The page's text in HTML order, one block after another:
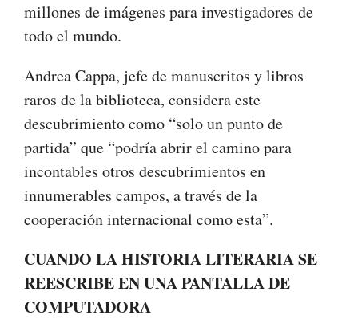
millones de imágenes para investigadores de
todo el mundo.
Andrea Cappa, jefe de manuscritos y libros
raros de la biblioteca, considera este
descubrimiento como “solo un punto de
partida” que “podría abrir el camino para
incontables otros descubrimientos en
innumerables campos, a través de la
cooperación internacional como esta”.
CUANDO LA HISTORIA LITERARIA SE
REESCRIBE EN UNA PANTALLA DE
COMPUTADORA